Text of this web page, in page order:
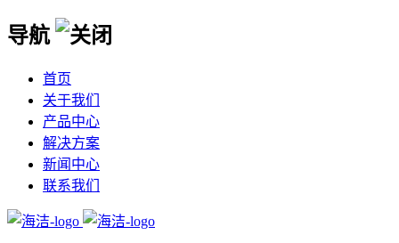
导航
首页
关于我们
产品中心
解决方案
新闻中心
联系我们